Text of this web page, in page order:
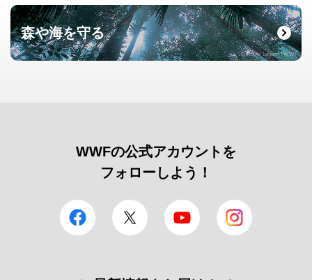
森や海を守る
© Roger Leguen / WWF
WWFの公式アカウントを
フォローしよう！
facebook Twitter YouTube